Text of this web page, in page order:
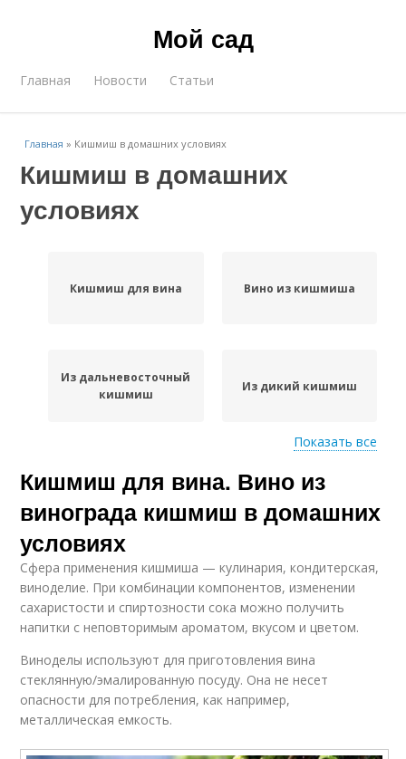
Мой сад
Главная Новости Статьи
Главная » Кишмиш в домашних условиях
Кишмиш в домашних
условиях
Кишмиш для вина Вино из кишмиша
Из дальневосточный
кишмиш
Из дикий кишмиш
Кишмиш без
косточек
Вино из черного
кишмиша
Кишмиш с фото Домашний вино
Вина в домашних
условиях
Кишмиш на зиму
Показать все
Кишмиш для вина. Вино из
винограда кишмиш в домашних
условиях
Сфера применения кишмиша — кулинария, кондитерская,
виноделие. При комбинации компонентов, изменении
сахаристости и спиртозности сока можно получить
напитки с неповторимым ароматом, вкусом и цветом.
Виноделы используют для приготовления вина
стеклянную/эмалированную посуду. Она не несет
опасности для потребления, как например,
металлическая емкость.